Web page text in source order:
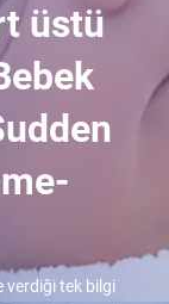
üstü
verdiği tek bilgi